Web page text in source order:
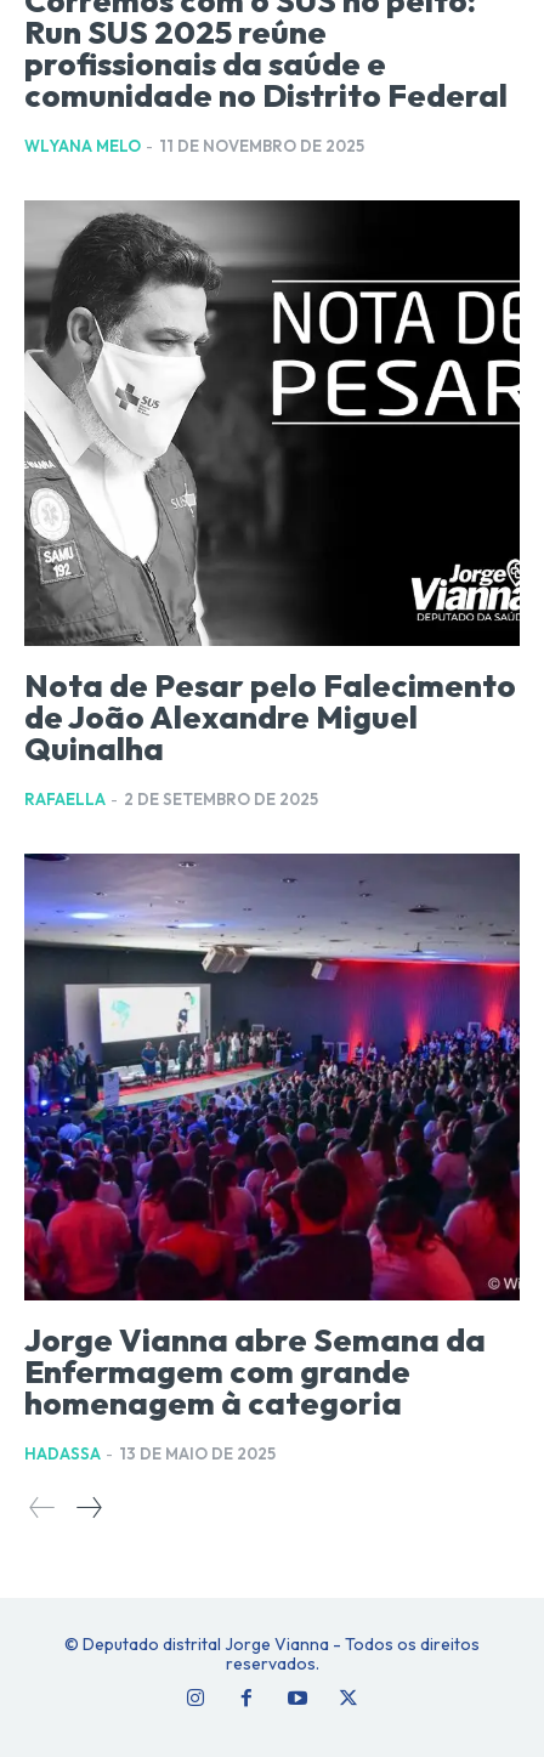
Run SUS 2025 reúne
profissionais da saúde e
comunidade no Distrito Federal
WLYANA MELO - 11 DE NOVEMBRO DE 2025
Nota de Pesar pelo Falecimento
de João Alexandre Miguel
Quinalha
RAFAELLA - 2 DE SETEMBRO DE 2025
Jorge Vianna abre Semana da
Enfermagem com grande
homenagem à categoria
HADASSA - 13 DE MAIO DE 2025
© Deputado distrital Jorge Vianna - Todos os direitos
reservados.